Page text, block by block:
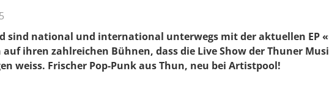
sind national und international unterwegs mit der aktuellen EP
auf ihren zahlreichen Bühnen, dass die Live Show der Thuner
weiss. Frischer Pop-Punk aus Thun, neu bei Artistpool!